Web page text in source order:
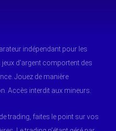
indépendant pour les
d'argent comportent des
Jouez de manière
Accès interdit aux mineurs.
trading, faites le point sur vos